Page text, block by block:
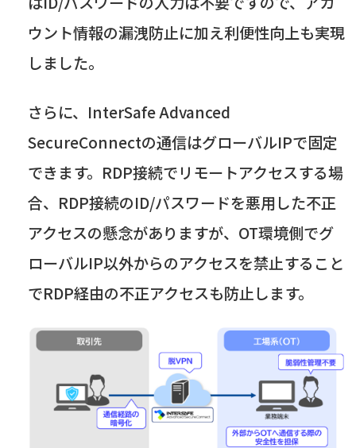
ウント情報の漏洩防止に加え利便性向上も実現
しました。
さらに、 InterSafe Advanced
SecureConnectの通信はグローバルIPで固定
できます。 RDP接続でリモートアクセスする場
合、 RDP接続のID/パスワードを悪用した不正
アクセスの懸念がありますが、 OT環境側でグ
ローバルIP以外からのアクセスを禁止すること
でRDP経由の不正アクセスも防止します。